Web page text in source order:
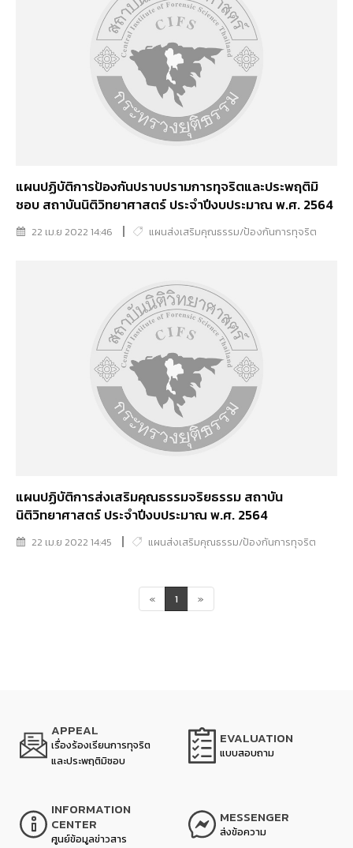
แผนปฏิบัติการป้องกันปราบปรามการทุจริตและประพฤติมิ
ชอบ สถาบันนิติวิทยาศาสตร์ ประจำปีงบประมาณ พ.ศ. 2564
22 เม.ย 2022 14:46 แผนส่งเสริมคุณธรรม/ป้องกันการทุจริต
แผนปฏิบัติการส่งเสริมคุณธรรมจริยธรรม สถาบัน
นิติวิทยาศาสตร์ ประจำปีงบประมาณ พ.ศ. 2564
22 เม.ย 2022 14:45 แผนส่งเสริมคุณธรรม/ป้องกันการทุจริต
« 1 »
APPEAL
เรื่องร้องเรียนการทุจริต
และประพฤติมิชอบ
EVALUATION
แบบสอบถาม
INFORMATION
CENTER
ศูนย์ข้อมูลข่าวสาร
MESSENGER
ส่งข้อความ